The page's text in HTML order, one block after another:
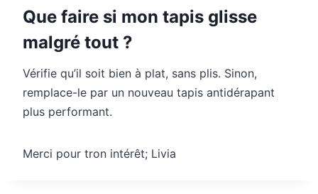
Que faire si mon tapis glisse
malgré tout ?
Vérifie qu’il soit bien à plat, sans plis. Sinon,
remplace-le par un nouveau tapis antidérapant
plus performant.
Merci pour tron intérêt; Livia